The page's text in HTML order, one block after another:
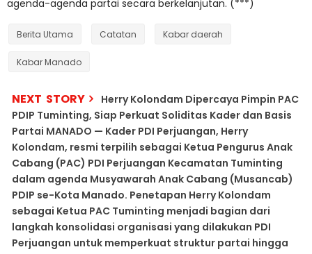
agenda-agenda partai secara berkelanjutan. (***)
Berita Utama Catatan Kabar daerah
Kabar Manado
NEXT STORY
Herry Kolondam Dipercaya Pimpin PAC
PDIP Tuminting, Siap Perkuat Soliditas Kader dan Basis
Partai MANADO — Kader PDI Perjuangan, Herry
Kolondam, resmi terpilih sebagai Ketua Pengurus Anak
Cabang (PAC) PDI Perjuangan Kecamatan Tuminting
dalam agenda Musyawarah Anak Cabang (Musancab)
PDIP se-Kota Manado. Penetapan Herry Kolondam
sebagai Ketua PAC Tuminting menjadi bagian dari
langkah konsolidasi organisasi yang dilakukan PDI
Perjuangan untuk memperkuat struktur partai hingga